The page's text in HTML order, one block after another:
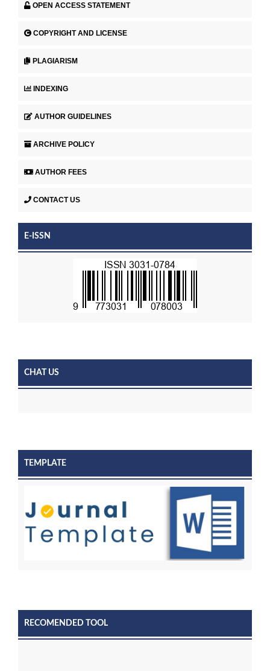
OPEN ACCESS STATEMENT
COPYRIGHT AND LICENSE
PLAGIARISM
INDEXING
AUTHOR GUIDELINES
ARCHIVE POLICY
AUTHOR FEES
CONTACT US
E-ISSN
CHAT US
TEMPLATE
RECOMENDED TOOL